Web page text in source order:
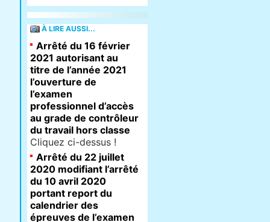
À LIRE AUSSI...
Arrêté du 16 février
2021 autorisant au
titre de l’année 2021
l’ouverture de
l’examen
professionnel d’accès
au grade de contrôleur
du travail hors classe
Cliquez ci-dessus !
Arrêté du 22 juillet
2020 modifiant l’arrêté
du 10 avril 2020
portant report du
calendrier des
épreuves de l’examen